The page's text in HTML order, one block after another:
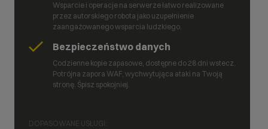
Wsparcie i operacje na serwerze łatwo realizowane
przez autorskiego robota jako uzupełnienie
zaangażowanego wsparcia ludzkiego.
Bezpieczeństwo danych
Codzienne kopie zapasowe, dostępne do 28 dni wstecz.
Potrójna zapora WAF, wychwytująca ataki na Twoją
stronę. Śpisz spokojniej.
DOPASOWANE USŁUGI: